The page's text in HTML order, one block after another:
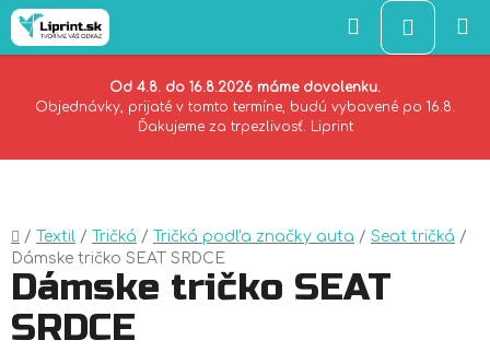
Od 4.8. do 16.8.2026 máme dovolenku.
Objednávky, prijaté v tomto termíne, budú vybavené po 16.8.
Ďakujeme za trpezlivosť. Liprint
Hľadať
KOŠÍK
Domov
/ Textil / Tričká / Tričká podľa značky auta / Seat tričká /
Dámske tričko SEAT SRDCE
Dámske tričko SEAT
SRDCE